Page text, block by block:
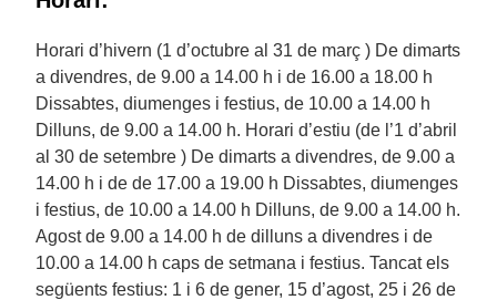
Horari d’hivern (1 d’octubre al 31 de març ) De dimarts
a divendres, de 9.00 a 14.00 h i de 16.00 a 18.00 h
Dissabtes, diumenges i festius, de 10.00 a 14.00 h
Dilluns, de 9.00 a 14.00 h. Horari d’estiu (de l’1 d’abril
al 30 de setembre ) De dimarts a divendres, de 9.00 a
14.00 h i de de 17.00 a 19.00 h Dissabtes, diumenges
i festius, de 10.00 a 14.00 h Dilluns, de 9.00 a 14.00 h.
Agost de 9.00 a 14.00 h de dilluns a divendres i de
10.00 a 14.00 h caps de setmana i festius. Tancat els
següents festius: 1 i 6 de gener, 15 d’agost, 25 i 26 de